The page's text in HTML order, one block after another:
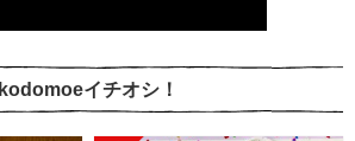
kodomoeイチオシ！